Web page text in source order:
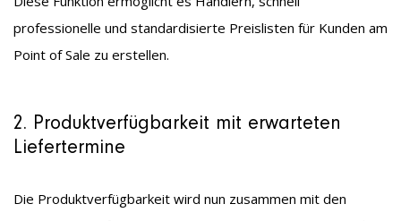
professionelle und standardisierte Preislisten für Kunden am
Point of Sale zu erstellen.
2. Produktverfügbarkeit mit erwarteten
Liefertermine
Die Produktverfügbarkeit wird nun zusammen mit den